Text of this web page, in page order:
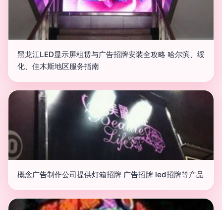
黑龙江LED显示屏租赁与广告招牌安装全攻略 哈尔滨、绥
化、佳木斯地区服务指南
概念广告制作公司提供灯箱招牌 广告招牌 led招牌等产品